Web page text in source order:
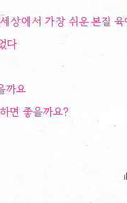
상에서 가장 쉬운 본질 육
다
까요
면 좋을까요?